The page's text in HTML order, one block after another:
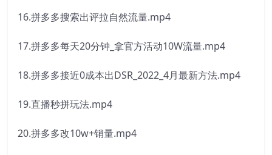
16.拼多多搜索出评拉自然流量.mp4
17.拼多多每天20分钟_拿官方活动10W流量.mp4
18.拼多多接近0成本出DSR_2022_4月最新方法.mp4
19.直播秒拼玩法.mp4
20.拼多多改10w+销量.mp4